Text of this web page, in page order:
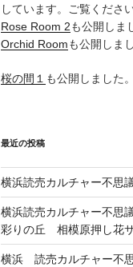
しています。ご覧ください
Rose Room 2も公開しま
Orchid Roomも公開しま
桜の間１ も公開しました。
最近の投稿
横浜読売カルチャー不思
横浜読売カルチャー不思
彩りの丘 相模原押し花
横浜 読売カルチャー不